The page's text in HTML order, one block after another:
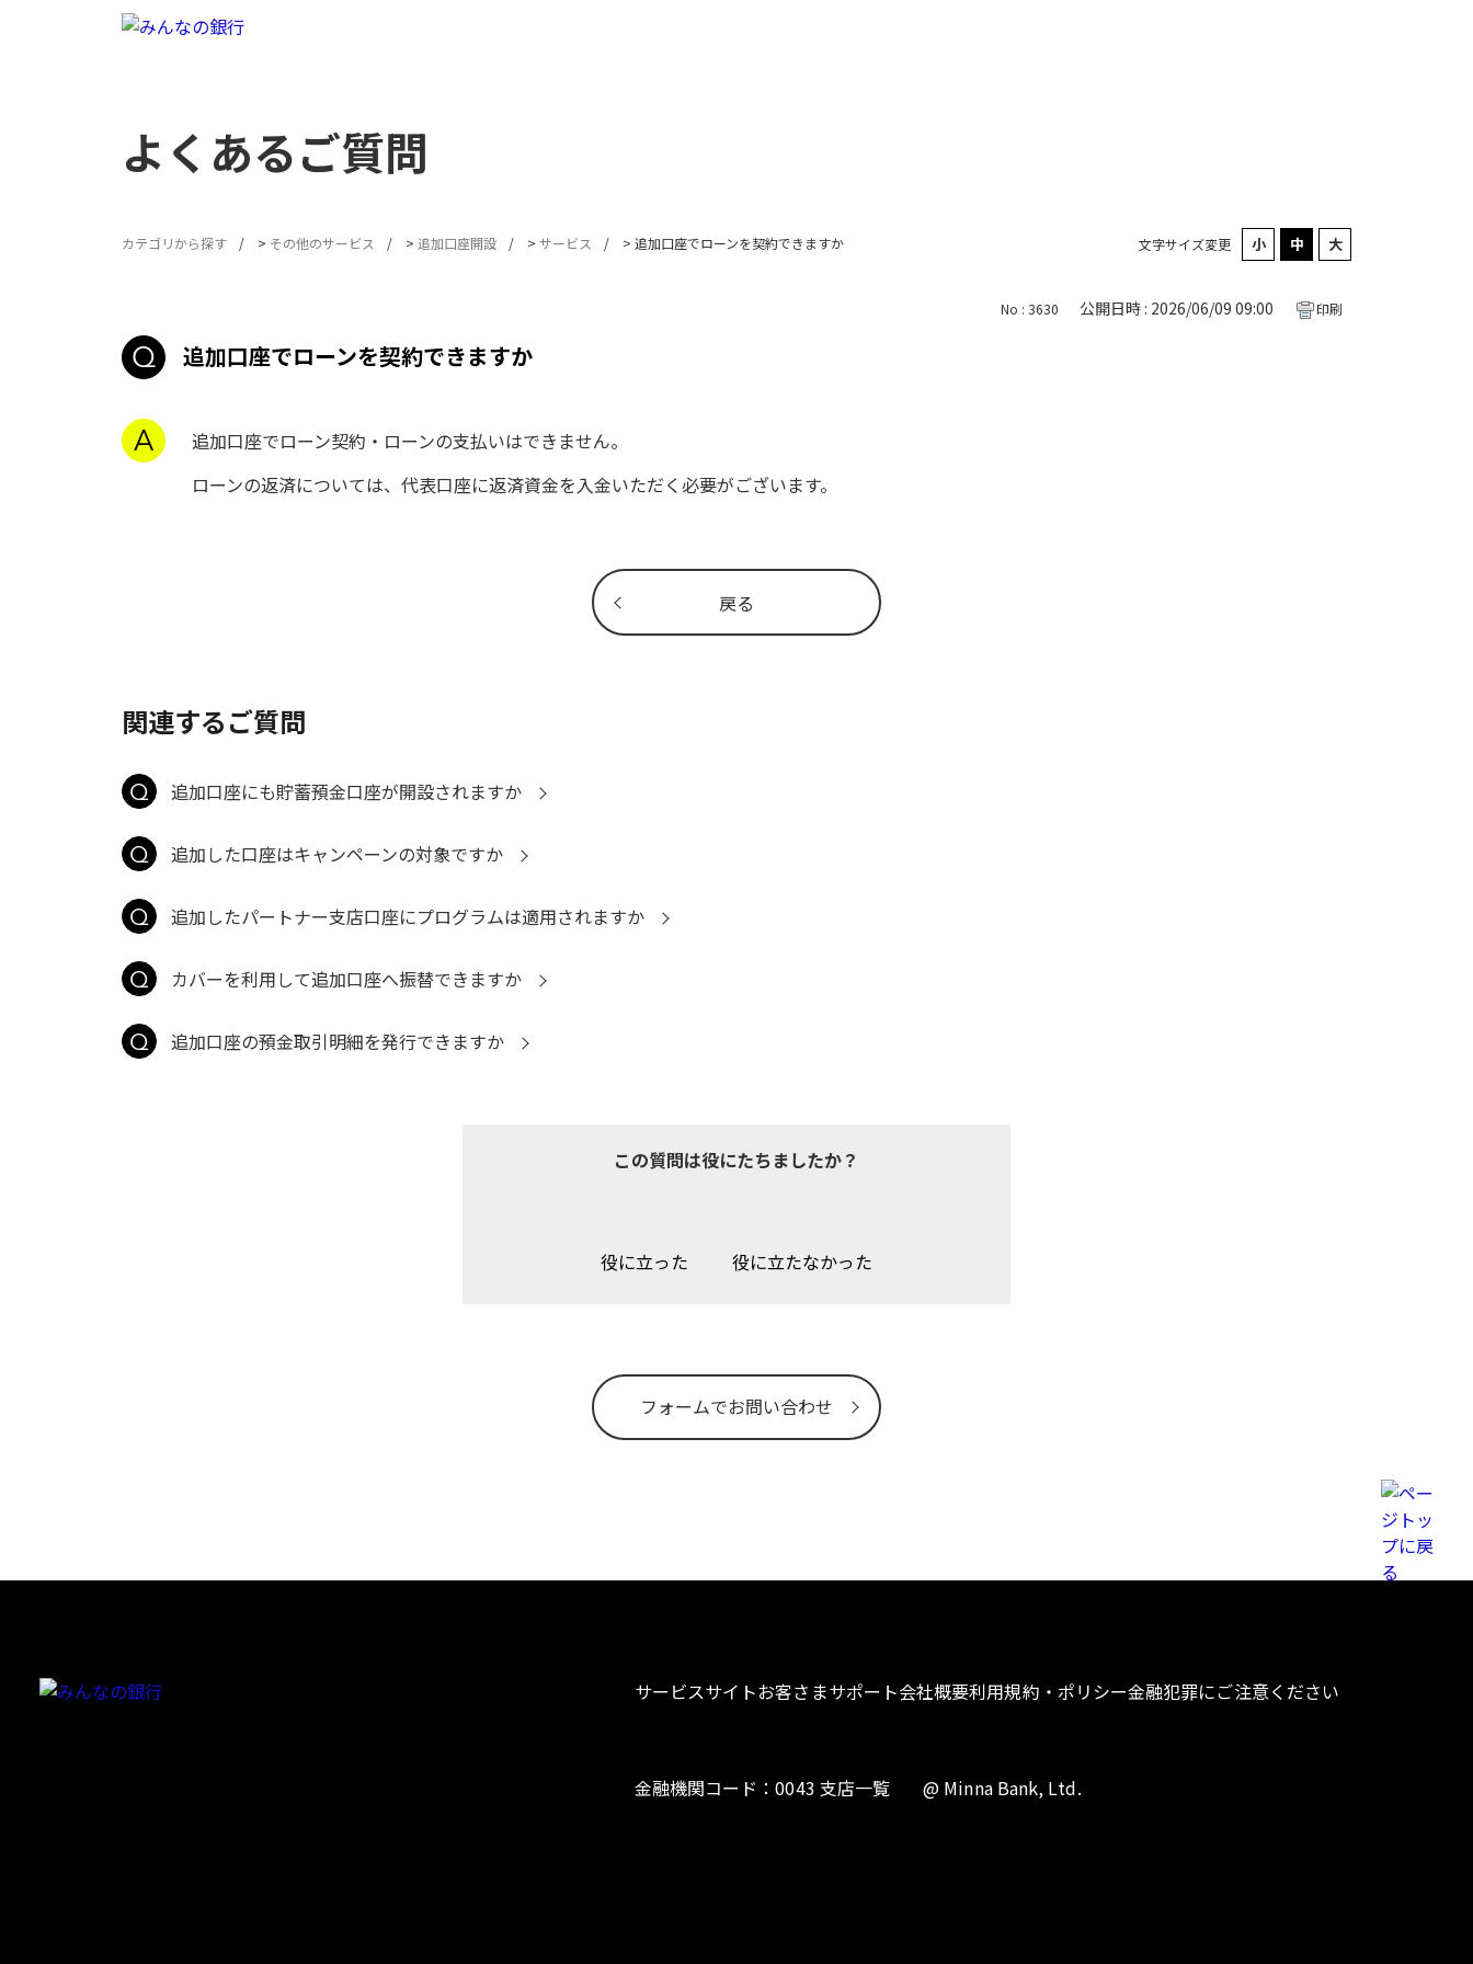
よくあるご質問
文字サイズ変更
カテゴリから探す > その他のサービス > 追加口座開設 > サービス > 追加口座でローンを契約できますか
戻る
No : 3630 公開日時 : 2026/06/09 09:00 印刷
追加口座でローンを契約できますか
追加口座でローン契約・ローンの支払いはできません。
ローンの返済については、代表口座に返済資金を入金いただく必要がございます。
関連するご質問
追加口座にも貯蓄預金口座が開設されますか
追加した口座はキャンペーンの対象ですか
追加したパートナー支店口座にプログラムは適用されますか
カバーを利用して追加口座へ振替できますか
追加口座の預金取引明細を発行できますか
この質問は役にたちましたか？
役に立った 役に立たなかった
フォームでお問い合わせ
サービスサイトお客さまサポート会社概要利用規約・ポリシー金融犯罪にご注意ください
金融機関コード：0043 支店一覧 @ Minna Bank, Ltd.